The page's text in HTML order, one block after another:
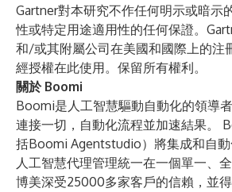
Gartner對本研究不作任何明示或暗示
性或特定用途適用性的任何保證。
和/或其附屬公司在美國和國際上的注
經授權在此使用。保留所有權利。
關於 Boomi
Boomi是人工智慧驅動自動化的領導
連接一切，自動化流程並加速結果。
括Boomi Agentstudio）將集成和自
人工智慧代理管理統一在一個單一、全
博美深受25000多家客戶的信賴，並